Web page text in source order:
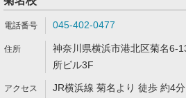
045-402-0477
神奈川県横浜市港北区菊名6-
所ビル3F
JR横浜線 菊名より 徒歩 約4分